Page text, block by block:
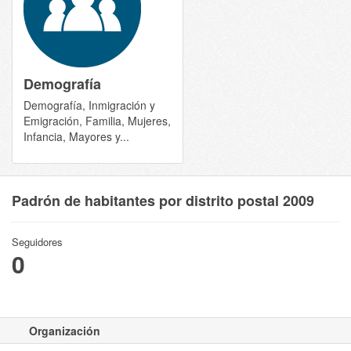
Demografía
Demografía, Inmigración y
Emigración, Familia, Mujeres,
Infancia, Mayores y...
Padrón de habitantes por distrito postal 2009
Seguidores
0
Organización